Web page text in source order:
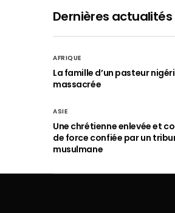
Dernières actualités
AFRIQUE
La famille d’un pasteur
massacrée
ASIE
Une chrétienne enlevée et
de force confiée par un
musulmane